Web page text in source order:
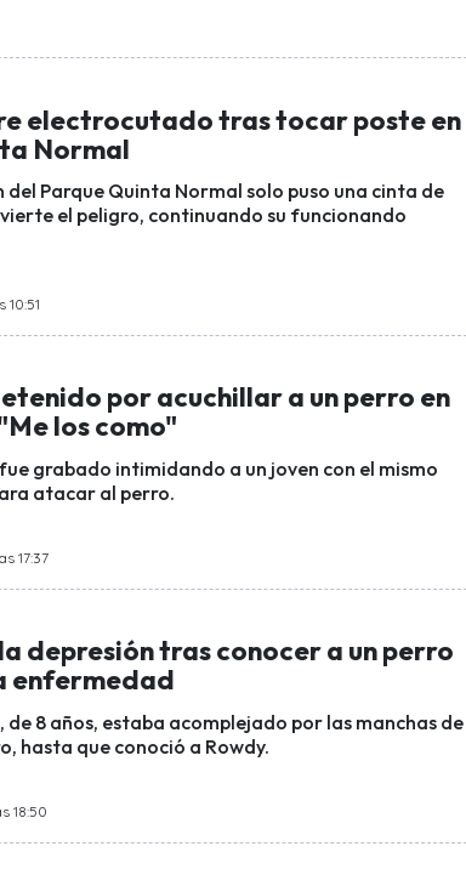
electrocutado tras tocar poste en
Normal
Parque Quinta Normal solo puso una cinta de
el peligro, continuando su funcionando
10:51
por acuchillar a un perro en
los como"
grabado intimidando a un joven con el mismo
atacar al perro.
17:37
depresión tras conocer a un perro
enfermedad
8 años, estaba acomplejado por las manchas de
hasta que conoció a Rowdy.
18:50